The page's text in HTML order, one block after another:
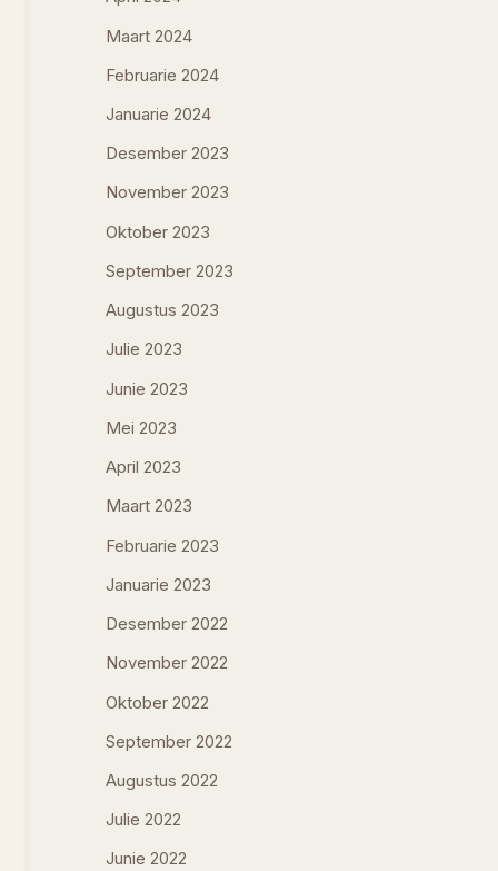
Maart 2024
Februarie 2024
Januarie 2024
Desember 2023
November 2023
Oktober 2023
September 2023
Augustus 2023
Julie 2023
Junie 2023
Mei 2023
April 2023
Maart 2023
Februarie 2023
Januarie 2023
Desember 2022
November 2022
Oktober 2022
September 2022
Augustus 2022
Julie 2022
Junie 2022